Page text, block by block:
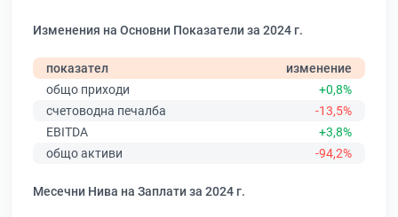
Изменения на Основни Показатели за 2024 г.
показател
изменение
общо приходи
+0,8%
счетоводна печалба
-13,5%
EBITDA
+3,8%
общо активи
-94,2%
Месечни Нива на Заплати за 2024 г.